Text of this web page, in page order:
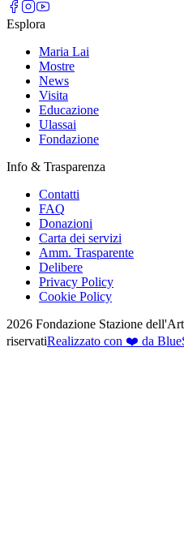
Esplora
Maria Lai
Mostre
News
Visita
Educazione
Ulassai
Fondazione
Info & Trasparenza
Contatti
FAQ
Donazioni
Carta dei servizi
Amm. Trasparente
Delibere
Privacy Policy
Cookie Policy
2026 Fondazione Stazione
riservatiRealizzato con ❤️ da